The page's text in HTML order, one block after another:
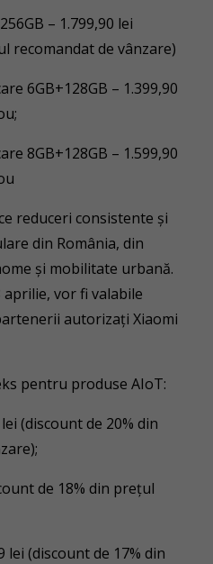
– 1.799,90 lei
recomandat de vânzare)
6GB+128GB – 1.399,90
8GB+128GB – 1.599,90
reduceri consistente și
din România, din
și mobilitate urbană.
vor fi valabile
autorizați Xiaomi
pentru produse AIoT:
(discount de 20% din
de 18% din prețul
lei (discount de 17% din